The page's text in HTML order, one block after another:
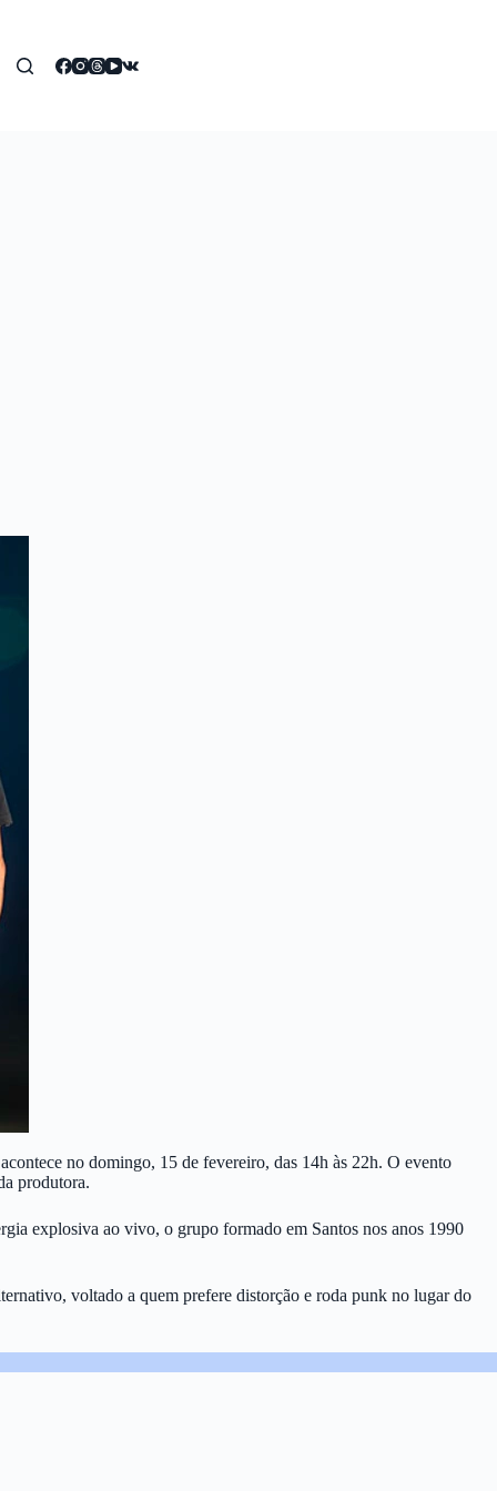
no domingo, 15 de fevereiro, das 14h às 22h. O evento
produtora.
explosiva ao vivo, o grupo formado em Santos nos anos 1990
voltado a quem prefere distorção e roda punk no lugar do